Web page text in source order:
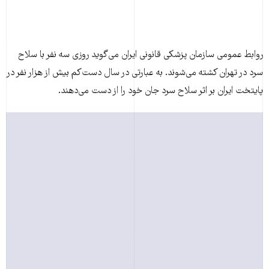
روابط عمومی سازمان پزشکی قانونی ايران می‌گويد روزی سه نفر با سلاح
سرد در تهران کشته می‌شوند. به عبارتی در سال دست‌کم بيش از هزار نفر در
پايتخت ايران بر اثر سلاح سرد جان خود را از دست می‌دهند.